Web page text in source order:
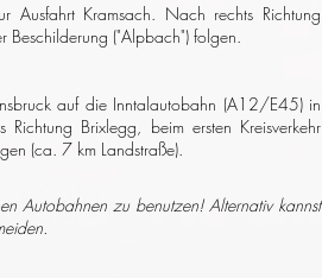
Ausfahrt Kramsach. Nach rechts Richtung
("Alpbach") folgen.
auf die Inntalautobahn (A12/E45) in
Richtung Brixlegg, beim ersten Kreisverkehr
(ca. 7 km Landstraße).
Autobahnen zu benutzen! Alternativ kannst